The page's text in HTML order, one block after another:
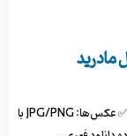
✅ طرح‌ها: PSD لایه‌باز • ✅ وکتورها: AI, EPS, SVG, PDF • ✅ عکس‌ها: JPG/PNG با